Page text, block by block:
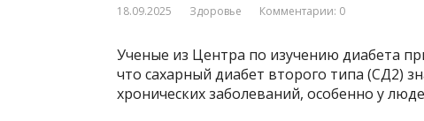
18.09.2025 Здоровье Комментарии: 0
Ученые из Центра по изучению диабета
что сахарный диабет второго типа (СД2)
хронических заболеваний, особенно у